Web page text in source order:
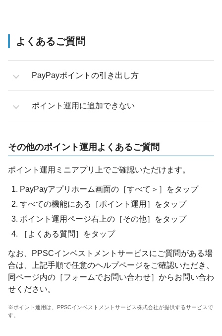
よくあるご質問
PayPayポイントの引き出し方
ポイント運用に追加できない
その他のポイント運用よくあるご質問
ポイント運用ミニアプリ上でご確認いただけます。
PayPayアプリホーム画面の［すべて＞］をタップ
すべての機能にある［ポイント運用］をタップ
ポイント運用ページ右上の［その他］をタップ
［よくある質問］をタップ
なお、PPSCインベストメントサービスにご質問がある場
合は、上記手順で任意のヘルプページをご確認いただき、
同ページ内の［フォームでお問い合わせ］からお問い合わ
せください。
※ポイント運用は、PPSCインベストメントサービス株式会社が提供するサービスで
す。